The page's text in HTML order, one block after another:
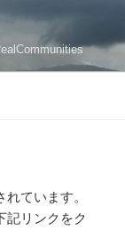
ています。
記リンクをク